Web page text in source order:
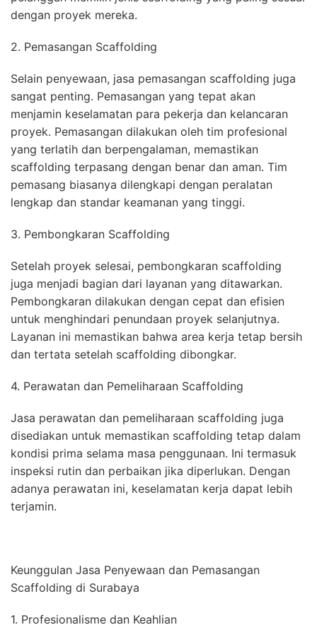
dengan proyek mereka.
2. Pemasangan Scaffolding
Selain penyewaan, jasa pemasangan scaffolding juga
sangat penting. Pemasangan yang tepat akan
menjamin keselamatan para pekerja dan kelancaran
proyek. Pemasangan dilakukan oleh tim profesional
yang terlatih dan berpengalaman, memastikan
scaffolding terpasang dengan benar dan aman. Tim
pemasang biasanya dilengkapi dengan peralatan
lengkap dan standar keamanan yang tinggi.
3. Pembongkaran Scaffolding
Setelah proyek selesai, pembongkaran scaffolding
juga menjadi bagian dari layanan yang ditawarkan.
Pembongkaran dilakukan dengan cepat dan efisien
untuk menghindari penundaan proyek selanjutnya.
Layanan ini memastikan bahwa area kerja tetap bersih
dan tertata setelah scaffolding dibongkar.
4. Perawatan dan Pemeliharaan Scaffolding
Jasa perawatan dan pemeliharaan scaffolding juga
disediakan untuk memastikan scaffolding tetap dalam
kondisi prima selama masa penggunaan. Ini termasuk
inspeksi rutin dan perbaikan jika diperlukan. Dengan
adanya perawatan ini, keselamatan kerja dapat lebih
terjamin.
Keunggulan Jasa Penyewaan dan Pemasangan
Scaffolding di Surabaya
1. Profesionalisme dan Keahlian